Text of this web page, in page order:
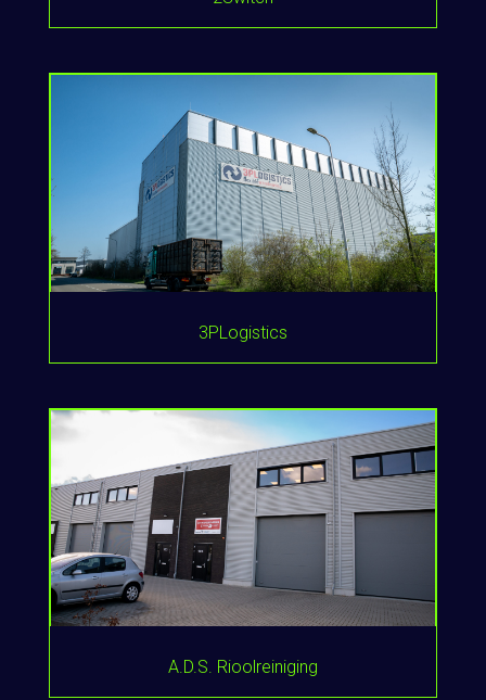
3PLogistics
A.D.S. Rioolreiniging